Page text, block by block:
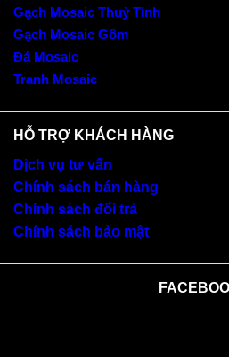
Gạch Mosaic Thuỷ Tinh
Gạch Mosaic Gốm
Đá Mosaic
Tranh Mosaic
HỖ TRỢ KHÁCH HÀNG
Dịch vụ tư vấn
Chính sách bán hàng
Chính sách đổi trả
Chính sách bảo mật